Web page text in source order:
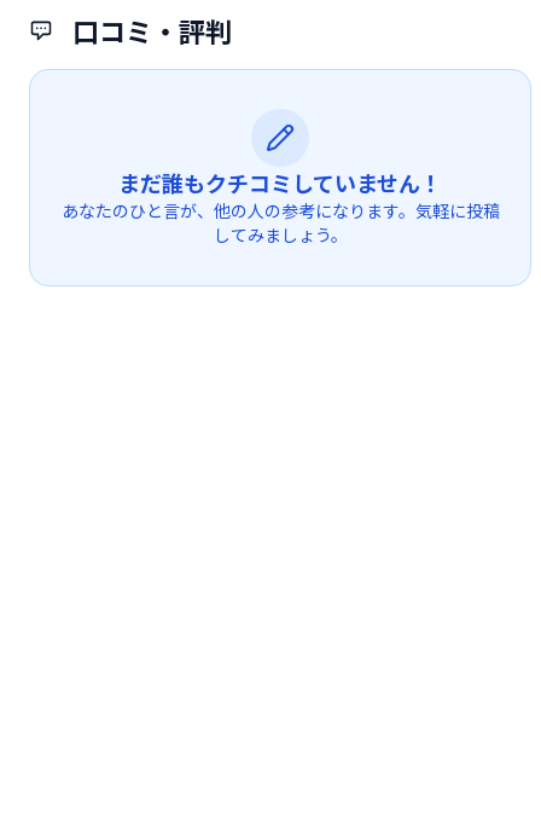
口コミ・評判
まだ誰もクチコミしていません！
あなたのひと言が、他の人の参考になります。気軽に投稿
してみましょう。